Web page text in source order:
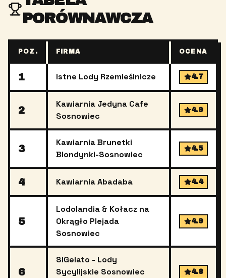
PORÓWNAWCZA
POZ. FIRMA OCENA
1 Istne Lody Rzemieślnicze 4.7
2
Kawiarnia Jedyna Cafe
Sosnowiec
4.9
3
Kawiarnia Brunetki
Blondynki-Sosnowiec
4.5
4 Kawiarnia Abadaba 4.4
5
Lodolandia & Kołacz na
Okrągło Plejada
Sosnowiec
4.9
6
SiGelato - Lody
Sycylijskie Sosnowiec
4.8